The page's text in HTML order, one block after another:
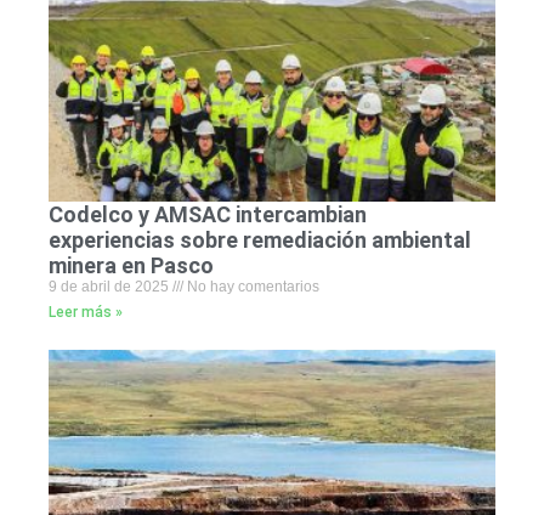
Codelco y AMSAC intercambian
experiencias sobre remediación ambiental
minera en Pasco
9 de abril de 2025
No hay comentarios
Leer más »